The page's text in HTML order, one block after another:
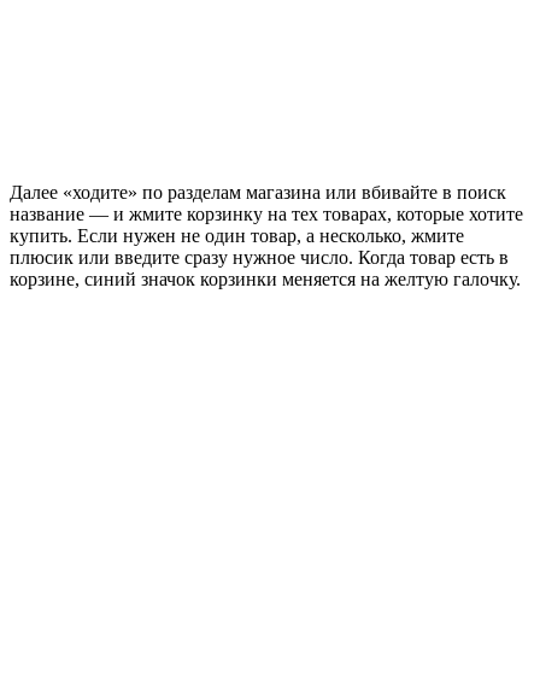
Далее «ходите» по разделам магазина или вбивайте в поиск
название — и жмите корзинку на тех товарах, которые хотите
купить. Если нужен не один товар, а несколько, жмите
плюсик или введите сразу нужное число. Когда товар есть в
корзине, синий значок корзинки меняется на желтую галочку.